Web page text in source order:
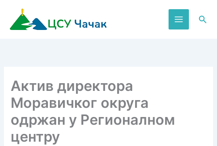
садржај
Актив директора
Моравичког округа
одржан у Регионалном
центру